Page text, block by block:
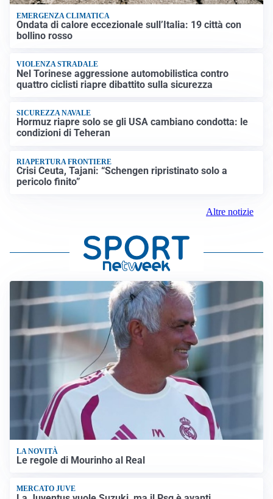
EMERGENZA CLIMATICA
Ondata di calore eccezionale sull’Italia: 19 città con
bollino rosso
VIOLENZA STRADALE
Nel Torinese aggressione automobilistica contro
quattro ciclisti riapre dibattito sulla sicurezza
SICUREZZA NAVALE
Hormuz riapre solo se gli USA cambiano condotta: le
condizioni di Teheran
RIAPERTURA FRONTIERE
Crisi Ceuta, Tajani: “Schengen ripristinato solo a
pericolo finito”
Altre notizie
LA NOVITÀ
Le regole di Mourinho al Real
MERCATO JUVE